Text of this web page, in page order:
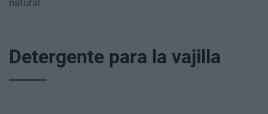
natural.
Detergente para la vajilla